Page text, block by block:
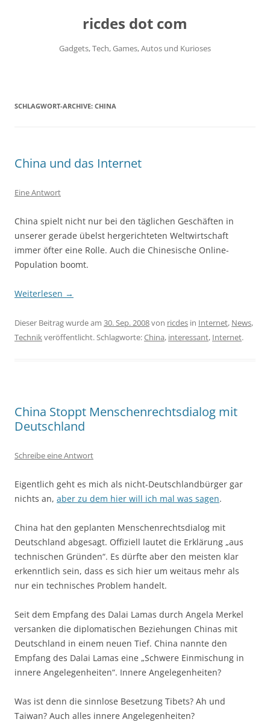
ricdes dot com
Gadgets, Tech, Games, Autos und Kurioses
SCHLAGWORT-ARCHIVE: CHINA
China und das Internet
Eine Antwort
China spielt nicht nur bei den täglichen Geschäften in
unserer gerade übelst hergerichteten Weltwirtschaft
immer öfter eine Rolle. Auch die Chinesische Online-
Population boomt.
Weiterlesen →
Dieser Beitrag wurde am 30. Sep. 2008von ricdes in Internet, News,
Technikveröffentlicht. Schlagworte:China, interessant, Internet.
China Stoppt Menschenrechtsdialog mit
Deutschland
Schreibe eine Antwort
Eigentlich geht es mich als nicht-Deutschlandbürger gar
nichts an, aber zu dem hier will ich mal was sagen.
China hat den geplanten Menschenrechtsdialog mit
Deutschland abgesagt. Offiziell lautet die Erklärung „aus
technischen Gründen“. Es dürfte aber den meisten klar
erkenntlich sein, dass es sich hier um weitaus mehr als
nur ein technisches Problem handelt.
Seit dem Empfang des Dalai Lamas durch Angela Merkel
versanken die diplomatischen Beziehungen Chinas mit
Deutschland in einem neuen Tief. China nannte den
Empfang des Dalai Lamas eine „Schwere Einmischung in
innere Angelegenheiten“. Innere Angelegenheiten?
Was ist denn die sinnlose Besetzung Tibets? Ah und
Taiwan? Auch alles innere Angelegenheiten?